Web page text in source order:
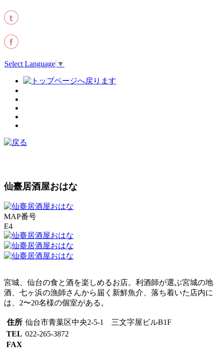
Select Language ▼
仙臺居酒屋おはな
MAP番号
E4
宮城、仙台の食と酒を楽しめるお店。利酒師が選ぶ宮城の地
酒、七ヶ浜の漁師さんから届く新鮮魚介、落ち着いた店内に
は、2〜20名様の個室がある。
住所 仙台市青葉区中央2-5-1 三文字屋ビルB1F
TEL 022-265-3872
FAX